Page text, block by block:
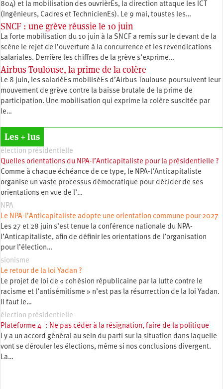
804) et la mobilisation des ouvrièrEs, la direction attaque les ICT
(Ingénieurs, Cadres et TechnicienEs). Le 9 mai, toustes les…
SNCF : une grève réussie le 10 juin
La forte mobilisation du 10 juin à la SNCF a remis sur le devant de la
scène le rejet de l’ouverture à la concurrence et les revendications
salariales. Derrière les chiffres de la grève s’exprime…
Airbus Toulouse, la prime de la colère
Le 8 juin, les salariéEs mobiliséEs d’Airbus Toulouse poursuivent leur
mouvement de grève contre la baisse brutale de la prime de
participation. Une mobilisation qui exprime la colère suscitée par
le…
Les + lus
élection présidentielle
Quelles orientations du NPA-l’Anticapitaliste pour la présidentielle ?
Comme à chaque échéance de ce type, le NPA-l’Anticapitaliste
organise un vaste processus démocratique pour décider de ses
orientations en vue de l’…
NPA
Le NPA-l’Anticapitaliste adopte une orientation commune pour 2027
Les 27 et 28 juin s’est tenue la conférence nationale du NPA-
l’Anticapitaliste, afin de définir les orientations de l’organisation
pour l’élection…
sionisme
Le retour de la loi Yadan ?
Le projet de loi de « cohésion républicaine par la lutte contre le
racisme et l’antisémitisme » n’est pas la résurrection de la loi Yadan.
Il faut le…
élection présidentielle
Plateforme 4 : Ne pas céder à la résignation, faire de la politique
l y a un accord général au sein du parti sur la situation dans laquelle
vont se dérouler les élections, même si nos conclusions divergent.
La…